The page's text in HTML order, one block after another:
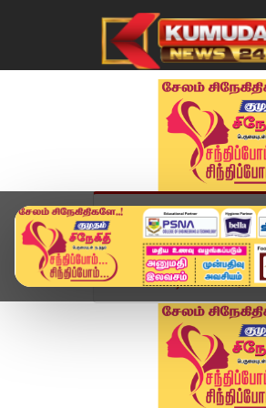
முகப்பு விளையாட்டு
Home வீடியோ ஸ்டோரி